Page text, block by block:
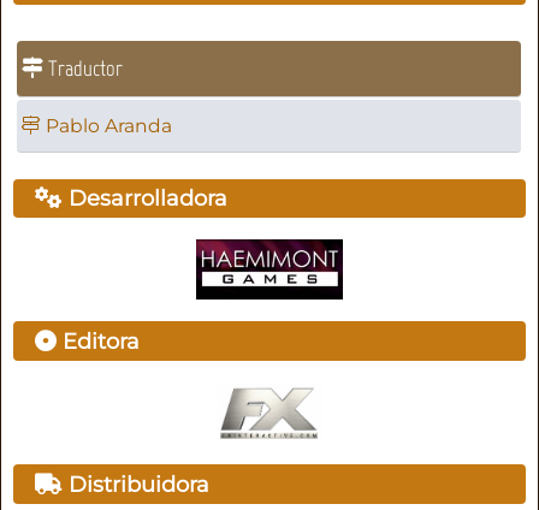
Traductor
Pablo Aranda
Desarrolladora
Editora
Distribuidora